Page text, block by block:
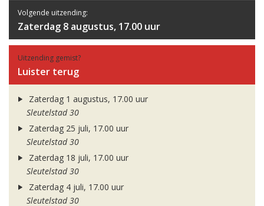
Volgende uitzending:
Zaterdag 8 augustus, 17.00 uur
Uitzending gemist?
Luister terug
Zaterdag 1 augustus, 17.00 uur
Sleutelstad 30
Zaterdag 25 juli, 17.00 uur
Sleutelstad 30
Zaterdag 18 juli, 17.00 uur
Sleutelstad 30
Zaterdag 4 juli, 17.00 uur
Sleutelstad 30